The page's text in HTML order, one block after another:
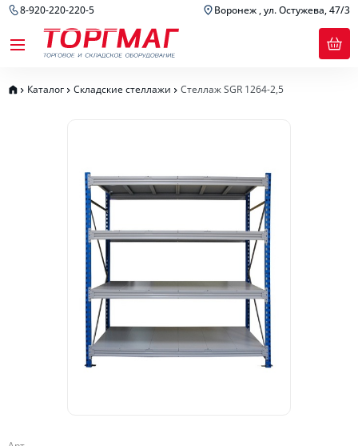
8-920-220-220-5 Воронеж , ул. Остужева, 47/3
Каталог Складские стеллажи Стеллаж SGR 1264-2,5